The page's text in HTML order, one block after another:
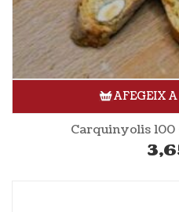
AFEGEIX
Carquinyolis 100